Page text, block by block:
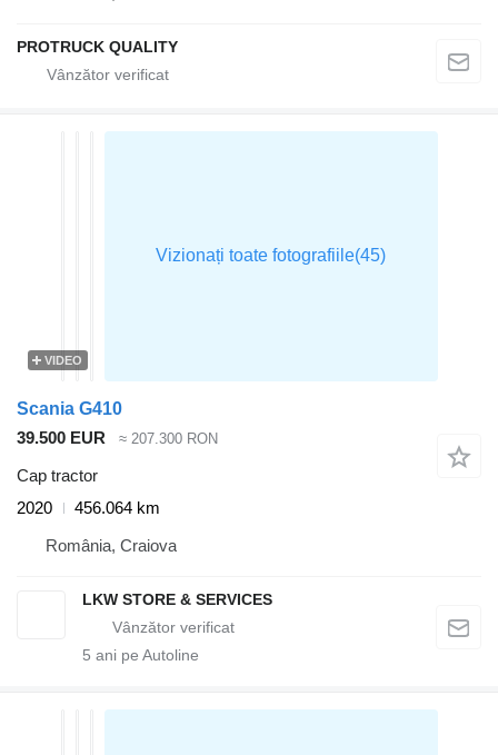
PROTRUCK QUALITY
VIDEO
Scania G410
39.500 EUR
≈ 207.300 RON
Cap tractor
2020
456.064 km
România, Craiova
LKW STORE & SERVICES
5 ani pe Autoline